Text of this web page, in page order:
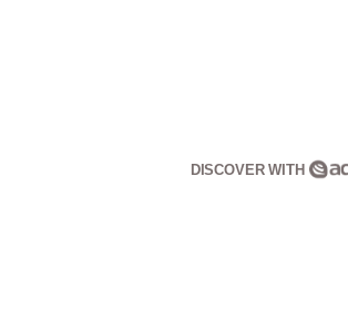
DISCOVER WITH